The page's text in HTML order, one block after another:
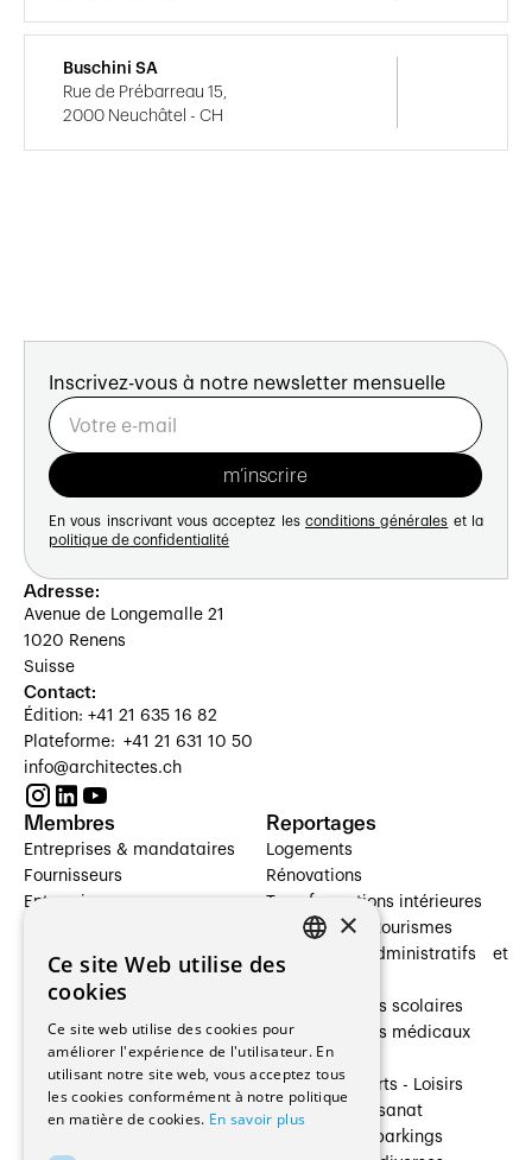
Buschini SA
Rue de Prébarreau 15,
2000 Neuchâtel - CH
Inscrivez-vous à notre newsletter mensuelle
En vous inscrivant vous acceptez les conditions générales et la
politique de confidentialité
Adresse:
Avenue de Longemalle 21
1020 Renens
Suisse
Contact:
Édition: +41 21 635 16 82
Plateforme: +41 21 631 10 50
info@architectes.ch
Membres
Entreprises & mandataires
Fournisseurs
Entreprises
Architectes paysagistes
Architectes d'intérieur
Entreprises générales
Ingénieurs et mandataires
Fabricants / Fournisseurs
Reportages
Logements
Rénovations
Transformations intérieures
Hôtelleries et tourismes
Bâtiments administratifs et
Établissements scolaires
Établissements médicaux
Villas
Cultures - Sports - Loisirs
Industrie - Artisanat
Transports et parkings
×
Ce site Web utilise des
cookies
Ce site web utilise des cookies pour
améliorer l'expérience de l'utilisateur. En
utilisant notre site web, vous acceptez tous
les cookies conformément à notre politique
en matière de cookies. En savoir plus